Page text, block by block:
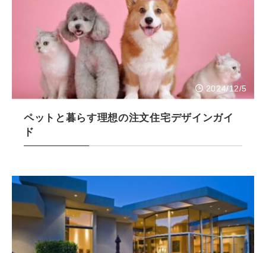
2024/12/5
ペットと暮らす理想の注文住宅デザインガイ
ド